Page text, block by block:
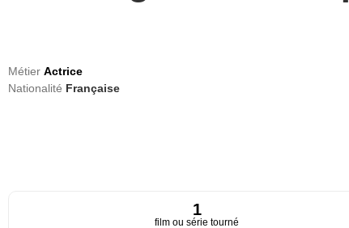
Métier Actrice
Nationalité Française
1
film ou série tourné